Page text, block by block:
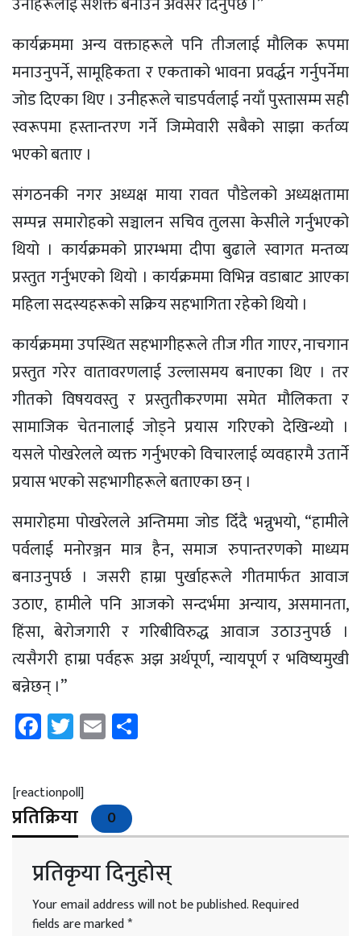
कार्यक्रममा अन्य वक्ताहरूले पनि तीजलाई मौलिक रूपमा
मनाउनुपर्ने, सामूहिकता र एकताको भावना प्रवर्द्धन गर्नुपर्नेमा
जोड दिएका थिए । उनीहरूले चाडपर्वलाई नयाँ पुस्तासम्म सही
स्वरूपमा हस्तान्तरण गर्ने जिम्मेवारी सबैको साझा कर्तव्य
भएको बताए ।
संगठनकी नगर अध्यक्ष माया रावत पाैडेलको अध्यक्षतामा
सम्पन्न समारोहको सञ्चालन सचिव तुलसा केसीले गर्नुभएको
थियो । कार्यक्रमको प्रारम्भमा दीपा बुढाले स्वागत मन्तव्य
प्रस्तुत गर्नुभएको थियो । कार्यक्रममा विभिन्न वडाबाट आएका
महिला सदस्यहरूको सक्रिय सहभागिता रहेको थियो ।
कार्यक्रममा उपस्थित सहभागीहरूले तीज गीत गाएर, नाचगान
प्रस्तुत गरेर वातावरणलाई उल्लासमय बनाएका थिए । तर
गीतको विषयवस्तु र प्रस्तुतीकरणमा समेत मौलिकता र
सामाजिक चेतनालाई जोड्ने प्रयास गरिएको देखिन्थ्यो ।
यसले पोखरेलले व्यक्त गर्नुभएको विचारलाई व्यवहारमै उतार्ने
प्रयास भएको सहभागीहरूले बताएका छन् ।
समारोहमा पोखरेलले अन्तिममा जोड दिँदै भन्नुभयो, “हामीले
पर्वलाई मनोरञ्जन मात्र हैन, समाज रुपान्तरणको माध्यम
बनाउनुपर्छ । जसरी हाम्रा पुर्खाहरूले गीतमार्फत आवाज
उठाए, हामीले पनि आजको सन्दर्भमा अन्याय, असमानता,
हिंसा, बेरोजगारी र गरिबीविरुद्ध आवाज उठाउनुपर्छ ।
त्यसैगरी हाम्रा पर्वहरू अझ अर्थपूर्ण, न्यायपूर्ण र भविष्यमुखी
बन्नेछन् ।”
Facebook
Twitter
Email
[reactionpoll]
प्रतिक्रिया 0
प्रतिकृया दिनुहोस्
Your email address will not be published.Required
fields are marked*